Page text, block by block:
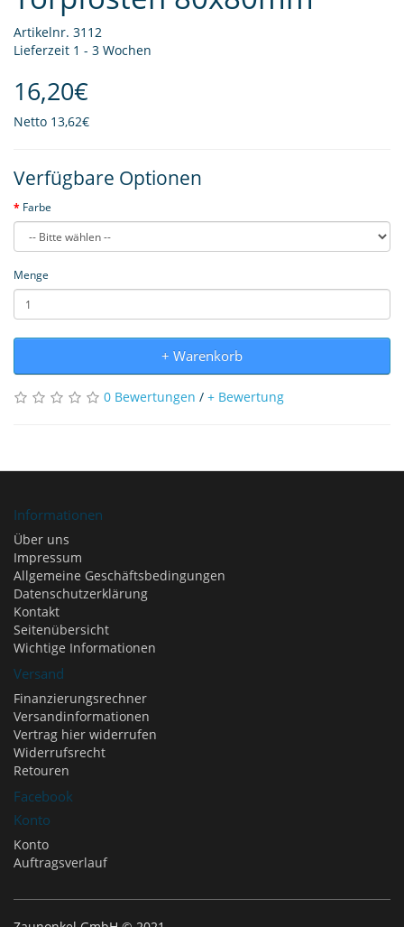
Artikelnr. 3112
Lieferzeit 1 - 3 Wochen
16,20€
Netto 13,62€
Verfügbare Optionen
Farbe
Menge
+ Warenkorb
0 Bewertungen / + Bewertung
Informationen
Über uns
Impressum
Allgemeine Geschäftsbedingungen
Datenschutzerklärung
Kontakt
Seitenübersicht
Wichtige Informationen
Versand
Finanzierungsrechner
Versandinformationen
Vertrag hier widerrufen
Widerrufsrecht
Retouren
Facebook
Konto
Konto
Auftragsverlauf